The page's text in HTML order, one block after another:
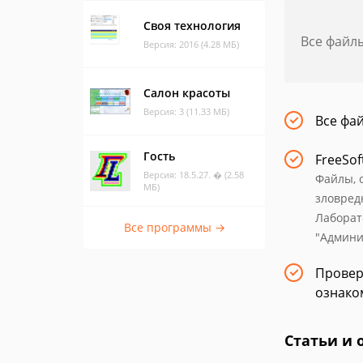
Своя технология
Версия: 2016 (4.28 МБ)
Салон красоты
Версия: 3 (11.33 МБ)
Гость
Версия: 18.5.27. � (2.58
МБ)
Все программы →
Все
Все
Файлы,
Статьи и